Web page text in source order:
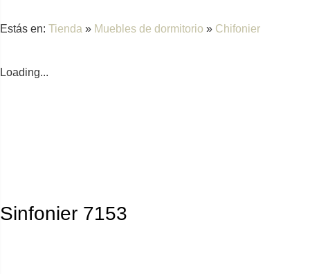
Estás en: Tienda » Muebles de dormitorio » Chifonier
Loading...
Sinfonier 7153